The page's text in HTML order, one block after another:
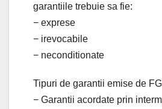
garantiile trebuie sa fie:
− exprese
− irevocabile
− neconditionate
Tipuri de garantii emise de
− Garantii acordate prin